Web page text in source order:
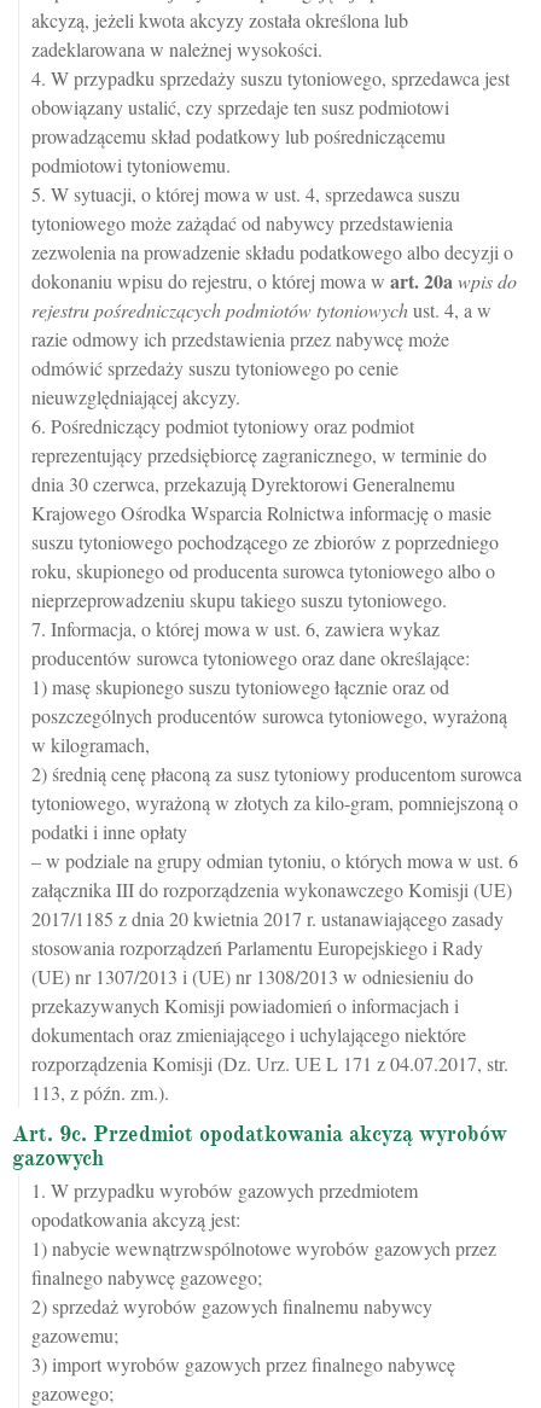
akcyzą, jeżeli kwota akcyzy została określona lub
zadeklarowana w należnej wysokości.
4. W przypadku sprzedaży suszu tytoniowego, sprzedawca jest
obowiązany ustalić, czy sprzedaje ten susz podmiotowi
prowadzącemu skład podatkowy lub pośredniczącemu
podmiotowi tytoniowemu.
5. W sytuacji, o której mowa w ust. 4, sprzedawca suszu
tytoniowego może zażądać od nabywcy przedstawienia
zezwolenia na prowadzenie składu podatkowego albo decyzji o
dokonaniu wpisu do rejestru, o której mowa w art.20awpis do
rejestru pośredniczących podmiotów tytoniowychust. 4, a w
razie odmowy ich przedstawienia przez nabywcę może
odmówić sprzedaży suszu tytoniowego po cenie
nieuwzględniającej akcyzy.
6. Pośredniczący podmiot tytoniowy oraz podmiot
reprezentujący przedsiębiorcę zagranicznego, w terminie do
dnia 30 czerwca, przekazują Dyrektorowi Generalnemu
Krajowego Ośrodka Wsparcia Rolnictwa informację o masie
suszu tytoniowego pochodzącego ze zbiorów z poprzedniego
roku, skupionego od producenta surowca tytoniowego albo o
nieprzeprowadzeniu skupu takiego suszu tytoniowego.
7. Informacja, o której mowa w ust. 6, zawiera wykaz
producentów surowca tytoniowego oraz dane określające:
1) masę skupionego suszu tytoniowego łącznie oraz od
poszczególnych producentów surowca tytoniowego, wyrażoną
w kilogramach,
2) średnią cenę płaconą za susz tytoniowy producentom surowca
tytoniowego, wyrażoną w złotych za kilo-gram, pomniejszoną o
podatki i inne opłaty
– w podziale na grupy odmian tytoniu, o których mowa w ust. 6
załącznika III do rozporządzenia wykonawczego Komisji (UE)
2017/1185 z dnia 20 kwietnia 2017 r. ustanawiającego zasady
stosowania rozporządzeń Parlamentu Europejskiego i Rady
(UE) nr 1307/2013 i (UE) nr 1308/2013 w odniesieniu do
przekazywanych Komisji powiadomień o informacjach i
dokumentach oraz zmieniającego i uchylającego niektóre
rozporządzenia Komisji (Dz. Urz. UE L 171 z 04.07.2017, str.
113, z późn. zm.).
Art. 9c. Przedmiot opodatkowania akcyzą wyrobów
gazowych
1. W przypadku wyrobów gazowych przedmiotem
opodatkowania akcyzą jest:
1) nabycie wewnątrzwspólnotowe wyrobów gazowych przez
finalnego nabywcę gazowego;
2) sprzedaż wyrobów gazowych finalnemu nabywcy
gazowemu;
3) import wyrobów gazowych przez finalnego nabywcę
gazowego;